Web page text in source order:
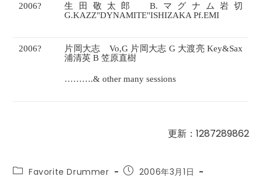
2006? 生田敬太郎 B. マグナム岩切
G.KAZZ"DYNAMITE"ISHIZAKA Pf.EMI
2006? 片岡大志 Vo,G 片岡大志 G 大渡亮 Key&Sax
浦清英 B笠原直樹
……….& other many sessions
更新：1287289862
投
Favorite Drummer
投
2006年3月1日